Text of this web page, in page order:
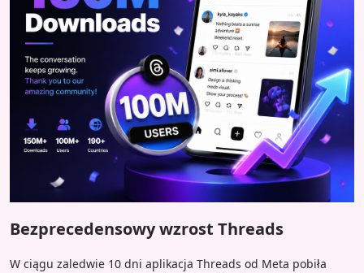
Bezprecedensowy wzrost Threads
W ciągu zaledwie 10 dni aplikacja Threads od Meta pobiła